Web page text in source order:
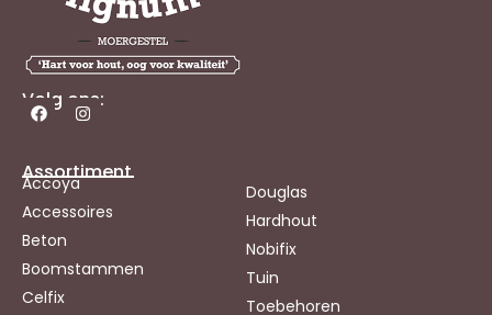
Volg ons:
Assortiment
Accoya
Accessoires
Beton
Boomstammen
Celfix
Douglas
Hardhout
Nobifix
Tuin
Toebehoren